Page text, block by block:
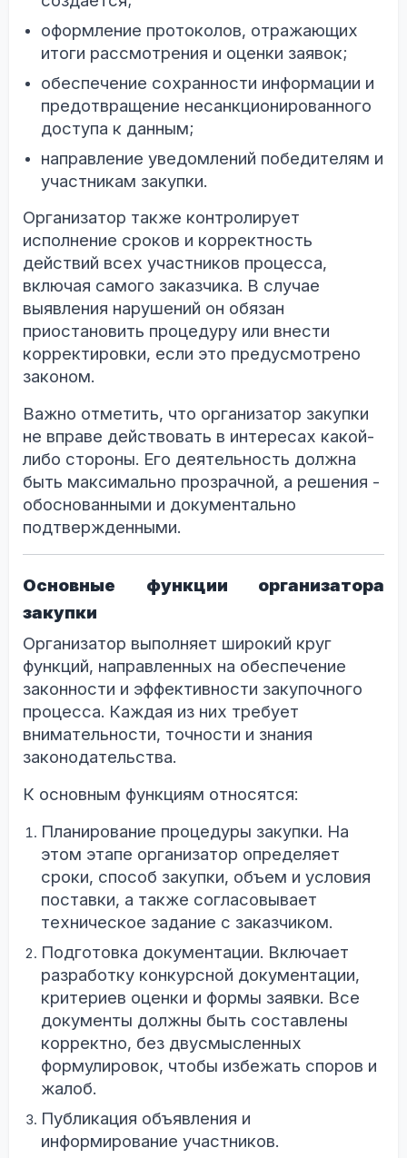
оформление протоколов, отражающих
итоги рассмотрения и оценки заявок;
обеспечение сохранности информации и
предотвращение несанкционированного
доступа к данным;
направление уведомлений победителям и
участникам закупки.
Организатор также контролирует
исполнение сроков и корректность
действий всех участников процесса,
включая самого заказчика. В случае
выявления нарушений он обязан
приостановить процедуру или внести
корректировки, если это предусмотрено
законом.
Важно отметить, что организатор закупки
не вправе действовать в интересах какой-
либо стороны. Его деятельность должна
быть максимально прозрачной, а решения -
обоснованными и документально
подтвержденными.
Основные функции организатора
закупки
Организатор выполняет широкий круг
функций, направленных на обеспечение
законности и эффективности закупочного
процесса. Каждая из них требует
внимательности, точности и знания
законодательства.
К основным функциям относятся:
Планирование процедуры закупки. На
этом этапе организатор определяет
сроки, способ закупки, объем и условия
поставки, а также согласовывает
техническое задание с заказчиком.
Подготовка документации. Включает
разработку конкурсной документации,
критериев оценки и формы заявки. Все
документы должны быть составлены
корректно, без двусмысленных
формулировок, чтобы избежать споров и
жалоб.
Публикация объявления и
информирование участников.